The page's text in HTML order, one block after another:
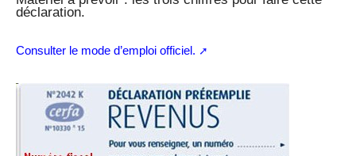
déclaration.
Consulter le mode d’emploi officiel.